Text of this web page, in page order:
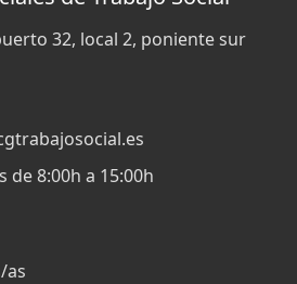
32, local 2, poniente sur
de 8:00h a 15:00h
as